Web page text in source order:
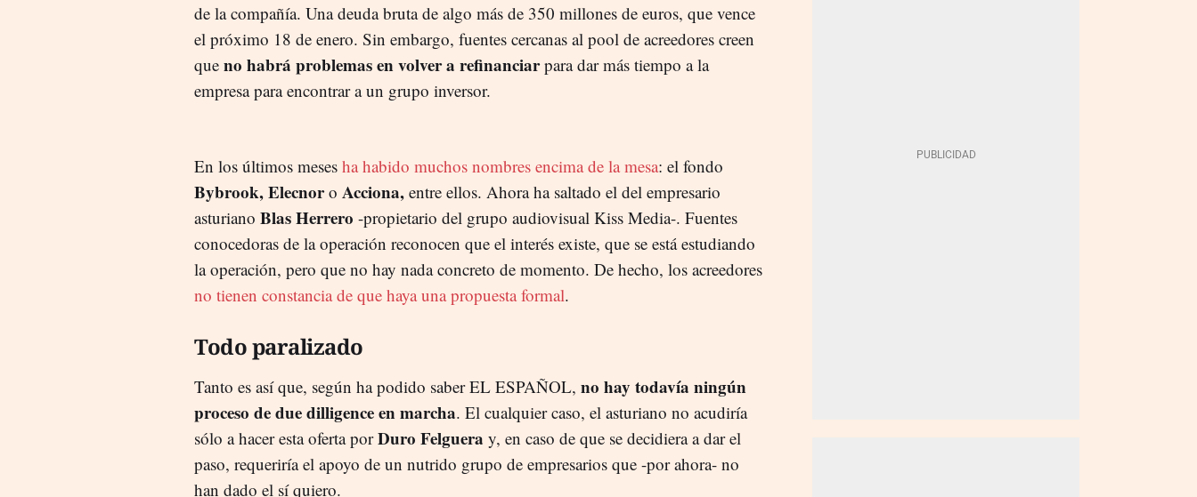
de la compañía. Una deuda bruta de algo más de 350 millones de euros, que vence
el próximo 18 de enero. Sin embargo, fuentes cercanas al pool de acreedores creen
que no habrá problemas en volver a refinanciarpara dar más tiempo a la
empresa para encontrar a un grupo inversor.
En los últimos meses ha habido muchos nombres encima de la mesa: el fondo
Bybrook,Elecnoro Acciona, entre ellos. Ahora ha saltado el del empresario
asturiano Blas Herrero -propietario del grupo audiovisual Kiss Media-. Fuentes
conocedoras de la operación reconocen que el interés existe, que se está estudiando
la operación, pero que no hay nada concreto de momento. De hecho, los acreedores
no tienen constancia de que haya una propuesta formal.
Todo paralizado
Tanto es así que, según ha podido saber EL ESPAÑOL, no hay todavía ningún
proceso de due dilligence en marcha. El cualquier caso, el asturiano no acudiría
sólo a hacer esta oferta porDuro Felguera y, en caso de que se decidiera a dar el
paso, requeriría el apoyo de un nutrido grupo de empresarios que -por ahora- no
han dado el sí quiero.